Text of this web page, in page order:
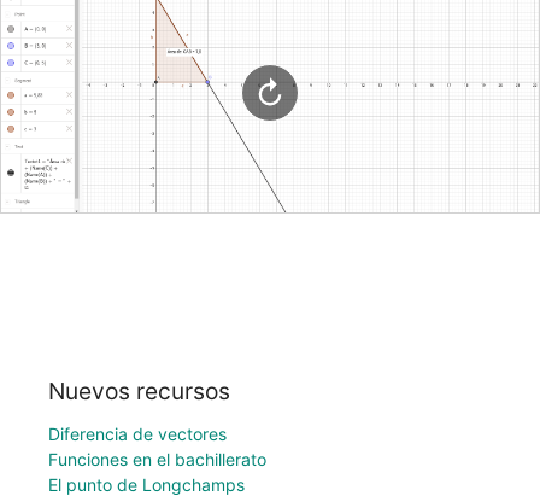
Nuevos recursos
Diferencia de vectores
Funciones en el bachillerato
El punto de Longchamps